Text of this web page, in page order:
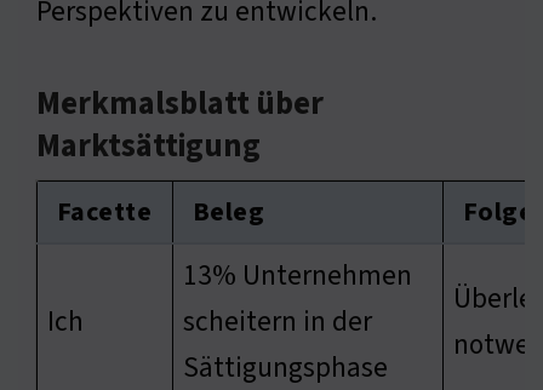
Perspektiven zu entwickeln.
Merkmalsblatt über
Marktsättigung
Facette Beleg Folge
Ich
13% Unternehmen
scheitern in der
Sättigungsphase